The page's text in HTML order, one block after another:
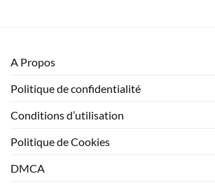
A Propos
Politique de confidentialité
Conditions d’utilisation
Politique de Cookies
DMCA